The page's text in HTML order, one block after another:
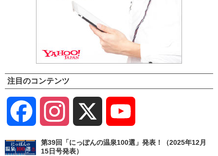
注目のコンテンツ
Facebook Instagram
Channel
第39回「にっぽんの温泉100選」発表！（2025年12月
15日号発表）